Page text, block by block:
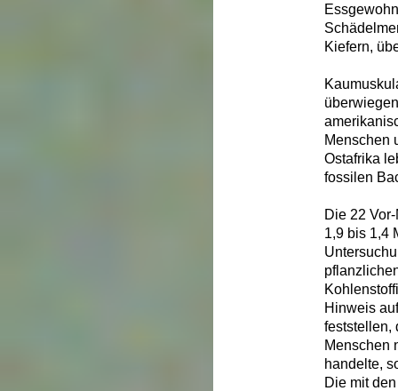
Kiefern,
Menschen
Ostafrika
fossilen
Die 22
1,9 bis 1,4
Hinweis
feststellen,
Menschen
handelte,
Die mit